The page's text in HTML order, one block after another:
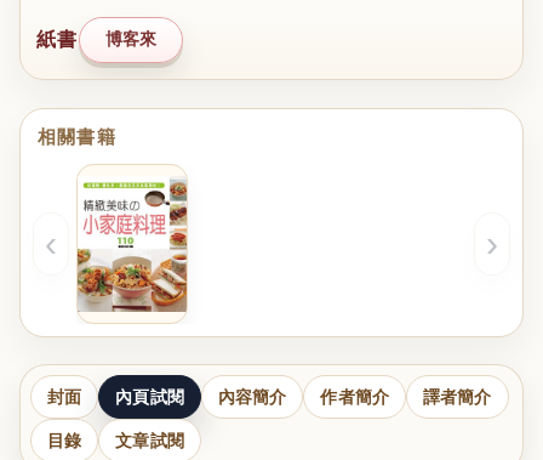
紙書 博客來
相關書籍
‹ ›
封面 內頁試閱 內容簡介 作者簡介 譯者簡介
目錄 文章試閱